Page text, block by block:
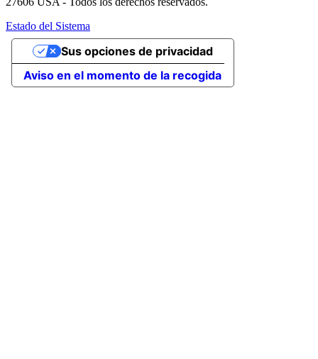
Estado del Sistema
Aviso en el momento de la recogida
Sus opciones de privacidad